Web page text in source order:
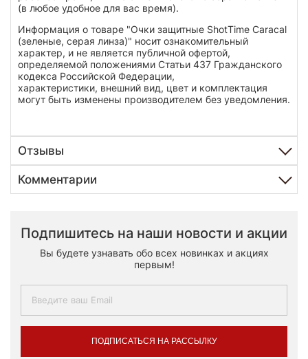
(в любое удобное для вас время).
Информация о товаре "Очки защитные ShotTime Caracal
(зеленые, серая линза)" носит ознакомительный
характер, и не является публичной офертой,
определяемой положениями Статьи 437 Гражданского
кодекса Российской Федерации,
характеристики, внешний вид, цвет и комплектация
могут быть изменены производителем без уведомления.
Отзывы
Комментарии
Подпишитесь на наши новости и акции
Вы будете узнавать обо всех новинках и акциях
первым!
ПОДПИСАТЬСЯ НА РАССЫЛКУ